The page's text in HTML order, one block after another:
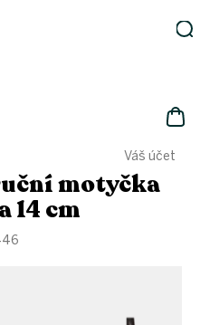
Váš účet
motyčka
14 cm